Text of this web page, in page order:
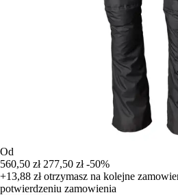
Od
560,50 zł 277,50 zł -50%
+13,88 złotrzymasz na kolejne
potwierdzeniu zamowienia